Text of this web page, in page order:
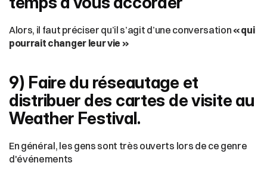
Alors, il faut préciser qu’il s’agit d’une conversation « qui
pourrait changer leur vie »
9) Faire du réseautage et
distribuer des cartes de visite au
Weather Festival.
En général, les gens sont très ouverts lors de ce genre
d'événements